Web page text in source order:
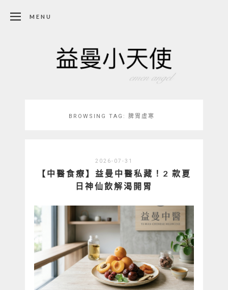
MENU
BROWSING TAG: 脾胃虛寒
2026-07-31
【中醫食療】益曼中醫私藏！2 款夏
日神仙飲解渴開胃